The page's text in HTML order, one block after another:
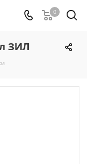
0
ЗИЛ